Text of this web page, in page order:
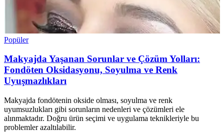
Popüler
Makyajda Yaşanan Sorunlar ve Çözüm Yolları:
Fondöten Oksidasyonu, Soyulma ve Renk
Uyuşmazlıkları
Makyajda fondötenin okside olması, soyulma ve renk
uyumsuzlukları gibi sorunların nedenleri ve çözümleri ele
alınmaktadır. Doğru ürün seçimi ve uygulama teknikleriyle bu
problemler azaltılabilir.